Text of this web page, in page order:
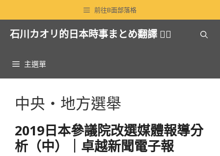
至
前往B面部落格
石川カオリ的日本時事まとめ翻譯 🏳️‍🌈
主選單
中央・地方選舉
2019日本參議院改選媒體報導分
析（中）｜卓越新聞電子報